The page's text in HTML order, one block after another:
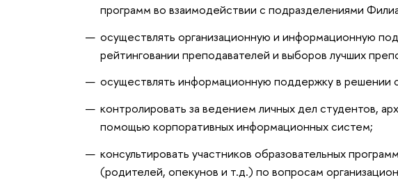
программ во взаимодействии с подразделениями
осуществлять организационную и информационную
рейтинговании преподавателей и выборов лучших
осуществлять информационную поддержку в решении
контролировать за ведением личных дел студентов,
помощью корпоративных информационных систем;
консультировать участников образовательных
(родителей, опекунов и т.д.) по вопросам